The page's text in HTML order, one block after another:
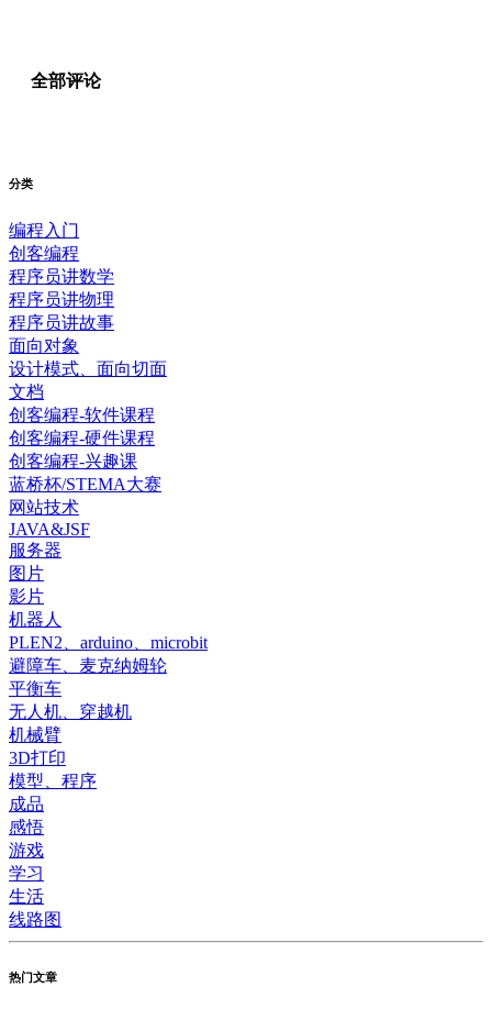
全部评论
分类
编程入门
创客编程
程序员讲数学
程序员讲物理
程序员讲故事
面向对象
设计模式、面向切面
文档
创客编程-软件课程
创客编程-硬件课程
创客编程-兴趣课
蓝桥杯/STEMA大赛
网站技术
JAVA&JSF
服务器
图片
影片
机器人
PLEN2、arduino、microbit
避障车、麦克纳姆轮
平衡车
无人机、穿越机
机械臂
3D打印
模型、程序
成品
感悟
游戏
学习
生活
线路图
热门文章